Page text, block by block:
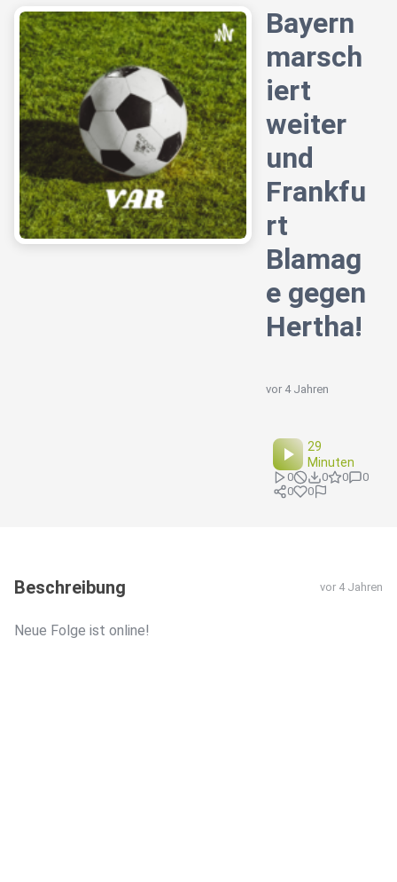
Bayern
marsch
iert
weiter
und
Frankfu
rt
Blamag
e gegen
Hertha!
vor 4 Jahren
29
Minuten
0 0 0
0
0
0
Beschreibung vor 4 Jahren
Neue Folge ist online!